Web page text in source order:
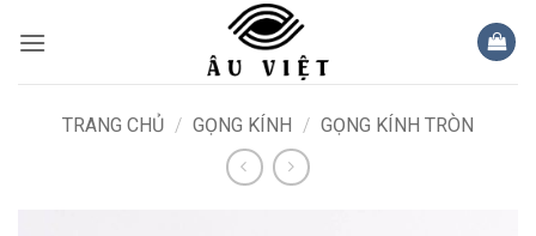
qua
TRANG CHỦ / GỌNG KÍNH / GỌNG KÍNH TRÒN